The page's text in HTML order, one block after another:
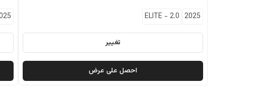
2025
ELITE - 2.0
تغيير
احصل على عرض